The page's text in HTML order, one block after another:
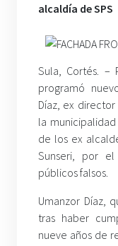
alcaldía de SPS
Sula, Cortés. –
programó
Díaz, ex
la
de los ex
Sunseri, por
públicos falsos.
Umanzor Díaz,
tras haber
nueve años de